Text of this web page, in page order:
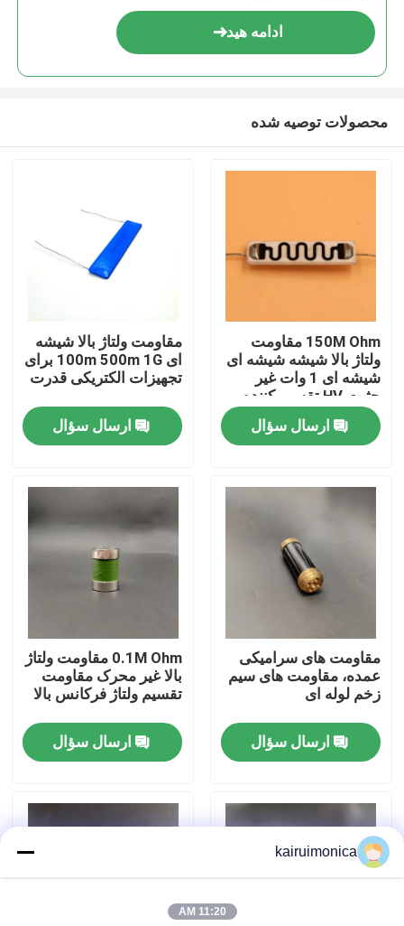
خونه
نمایش واقعیت مجازی
تور کارخانه
کنترل کیفیت
با ما تماس بگیرید
اخبار
ادامه هید
محصولات توصیه شده
150M Ohm مقاومت
ولتاژ بالا شیشه شیشه ای
شیشه ای 1 وات غیر
حثیت HV تقسیم کننده
ولتاژ
ارسال سؤال
مقاومت ولتاژ بالا شیشه
ای 100m 500m 1G برای
تجهیزات الکتریکی قدرت
ارسال سؤال
مقاومت های سرامیکی
عمده، مقاومت های سیم
زخم لوله ای
ارسال سؤال
0.1M Ohm مقاومت ولتاژ
بالا غیر محرک مقاومت
تقسیم ولتاژ فرکانس بالا
ارسال سؤال
kairuimonica
11:20 AM